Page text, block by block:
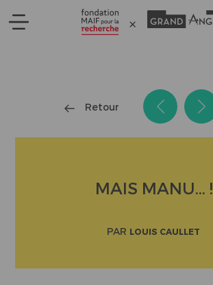
Retour
MAIS MANU... !
PAR LOUIS CAULLET